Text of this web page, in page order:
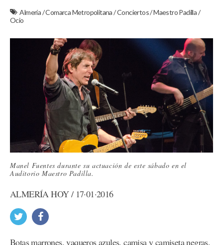
Almería/Comarca Metropolitana/Conciertos/Maestro Padilla/
Ocio
Manel Fuentes durante su actuación de este sábado en el
Auditorio Maestro Padilla.
ALMERÍA HOY / 17·01·2016
Botas marrones, vaqueros azules, camisa y camiseta negras,